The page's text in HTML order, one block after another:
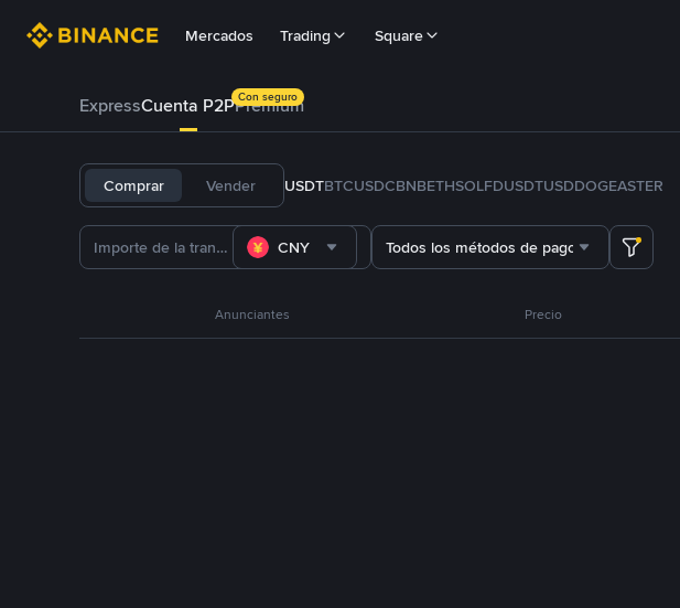
Mercados Trading Square
ExpressCuenta P2PPrémium
Con seguro
Comprar Vender USDTBTCUSDCBNBETHSOLFDUSDTUSDDOGEASTER
CNY Todos los métodos de pago
Anunciantes Precio